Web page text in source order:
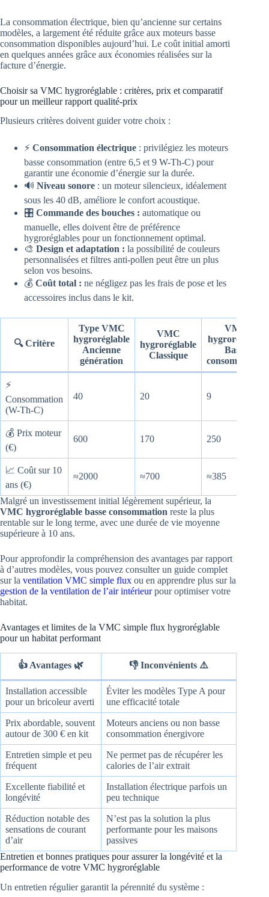
La consommation électrique, bien qu’ancienne sur certains
modèles, a largement été réduite grâce aux moteurs basse
consommation disponibles aujourd’hui. Le coût initial amorti
en quelques années grâce aux économies réalisées sur la
facture d’énergie.
Choisir sa VMC hygroréglable : critères, prix et comparatif
pour un meilleur rapport qualité-prix
Plusieurs critères doivent guider votre choix :
⚡ Consommation électrique : privilégiez les moteurs
basse consommation (entre 6,5 et 9 W-Th-C) pour
garantir une économie d’énergie sur la durée.
🔊 Niveau sonore : un moteur silencieux, idéalement
sous les 40 dB, améliore le confort acoustique.
🎛️ Commande des bouches : automatique ou
manuelle, elles doivent être de préférence
hygroréglables pour un fonctionnement optimal.
🎨 Design et adaptation : la possibilité de couleurs
personnalisées et filtres anti-pollen peut être un plus
selon vos besoins.
💰 Coût total : ne négligez pas les frais de pose et les
accessoires inclus dans le kit.
🔍 Critère
Type VMC
hygroréglable
Ancienne
génération
VMC
hygroréglable
Classique
VMC
hygroréglable
Basse
consommation
⚡
Consommation
(W-Th-C)
40 20 9
💰 Prix moteur
(€)
600 170 250
📈 Coût sur 10
ans (€)
≈2000 ≈700 ≈385
Malgré un investissement initial légèrement supérieur, la
VMC hygroréglable basse consommation reste la plus
rentable sur le long terme, avec une durée de vie moyenne
supérieure à 10 ans.
Pour approfondir la compréhension des avantages par rapport
à d’autres modèles, vous pouvez consulter un guide complet
sur la ventilation VMC simple flux ou en apprendre plus sur la
gestion de la ventilation de l’air intérieurpour optimiser votre
habitat.
Avantages et limites de la VMC simple flux hygroréglable
pour un habitat performant
👍 Avantages 🌿 👎 Inconvénients ⚠️
Installation accessible
pour un bricoleur averti
Éviter les modèles Type A pour
une efficacité totale
Prix abordable, souvent
autour de 300 € en kit
Moteurs anciens ou non basse
consommation énergivore
Entretien simple et peu
fréquent
Ne permet pas de récupérer les
calories de l’air extrait
Excellente fiabilité et
longévité
Installation électrique parfois un
peu technique
Réduction notable des
sensations de courant
d’air
N’est pas la solution la plus
performante pour les maisons
passives
Entretien et bonnes pratiques pour assurer la longévité et la
performance de votre VMC hygroréglable
Un entretien régulier garantit la pérennité du système :